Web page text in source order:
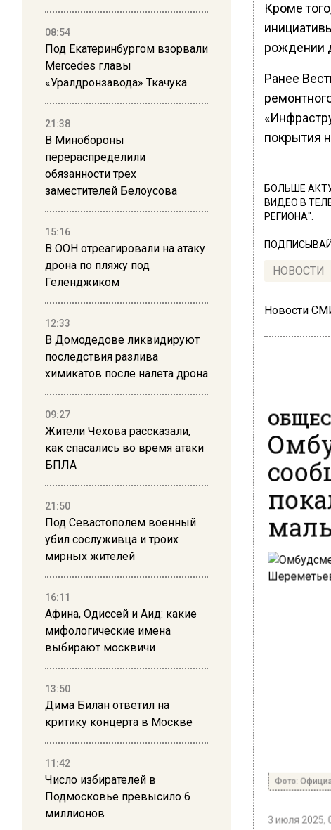
08:54
Под Екатеринбургом взорвали
Mercedes главы
«Уралдронзавода» Ткачука
21:38
В Минобороны
перераспределили
обязанности трех
заместителей Белоусова
15:16
В ООН отреагировали на атаку
дрона по пляжу под
Геленджиком
12:33
В Домодедове ликвидируют
последствия разлива
химикатов после налета дрона
09:27
Жители Чехова рассказали,
как спасались во время атаки
БПЛА
21:50
Под Севастополем военный
убил сослуживца и троих
мирных жителей
16:11
Афина, Одиссей и Аид: какие
мифологические имена
выбирают москвичи
13:50
Дима Билан ответил на
критику концерта в Москве
11:42
Число избирателей в
Подмосковье превысило 6
миллионов
Кроме
рождении
Ранее
покрытия
БОЛЬШЕ
ВИДЕО В
РЕГИОНА".
НОВОСТИ
Новости
Фото:
3 июля 2025,